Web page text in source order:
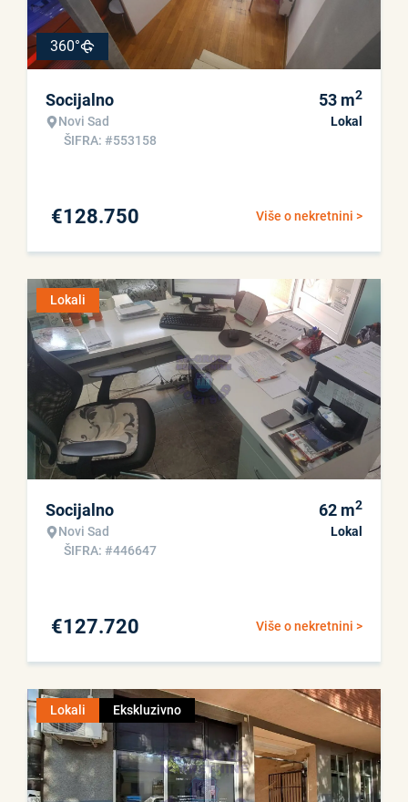
360°
Socijalno
Novi Sad
ŠIFRA: #553158
53 m2
Lokal
Više o nekretnini >
€128.750
Lokali
Socijalno
Novi Sad
ŠIFRA: #446647
62 m2
Lokal
Više o nekretnini >
€127.720
Lokali Ekskluzivno